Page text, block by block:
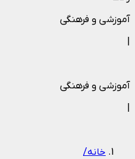
آموزشی و فرهنگی
آموزشی و فرهنگی
خانه/